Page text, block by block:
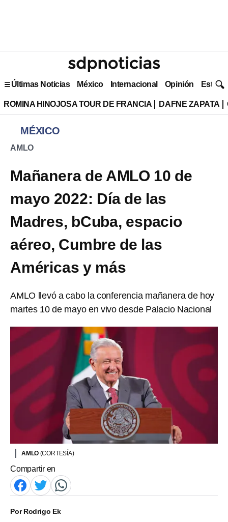
Últimas Noticias México Internacional Opinión Estilo
ROMINA HINOJOSA TOUR DE FRANCIA DAFNE ZAPATA
MÉXICO
AMLO
Mañanera de AMLO 10 de
mayo 2022: Día de las
Madres, bCuba, espacio
aéreo, Cumbre de las
Américas y más
AMLO llevó a cabo la conferencia mañanera de hoy
martes 10 de mayo en vivo desde Palacio Nacional
AMLO (CORTESÍA)
Compartir en
PorRodrigo Ek